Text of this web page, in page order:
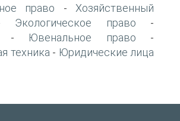
право - Хозяйственный
Экологическое право -
- Ювенальное право -
техника - Юридические лица